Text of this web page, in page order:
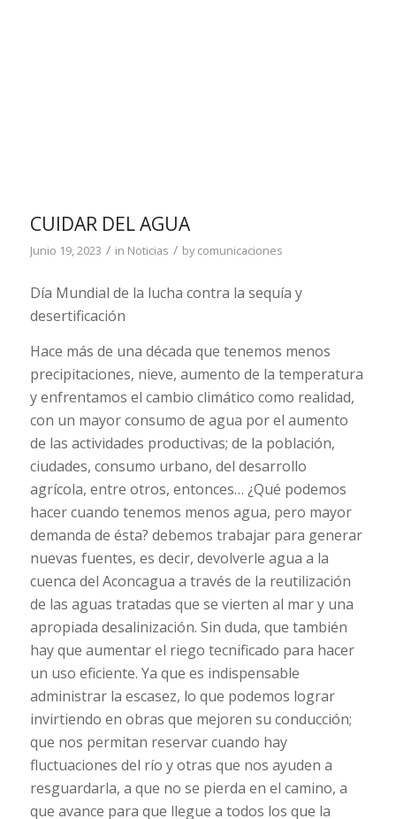
CUIDAR DEL AGUA
Junio 19, 2023 / in Noticias / bycomunicaciones
Día Mundial de la lucha contra la sequía y
desertificación
Hace más de una década que tenemos menos
precipitaciones, nieve, aumento de la temperatura
y enfrentamos el cambio climático como realidad,
con un mayor consumo de agua por el aumento
de las actividades productivas; de la población,
ciudades, consumo urbano, del desarrollo
agrícola, entre otros, entonces… ¿Qué podemos
hacer cuando tenemos menos agua, pero mayor
demanda de ésta? debemos trabajar para generar
nuevas fuentes, es decir, devolverle agua a la
cuenca del Aconcagua a través de la reutilización
de las aguas tratadas que se vierten al mar y una
apropiada desalinización. Sin duda, que también
hay que aumentar el riego tecnificado para hacer
un uso eficiente. Ya que es indispensable
administrar la escasez, lo que podemos lograr
invirtiendo en obras que mejoren su conducción;
que nos permitan reservar cuando hay
fluctuaciones del río y otras que nos ayuden a
resguardarla, a que no se pierda en el camino, a
que avance para que llegue a todos los que la